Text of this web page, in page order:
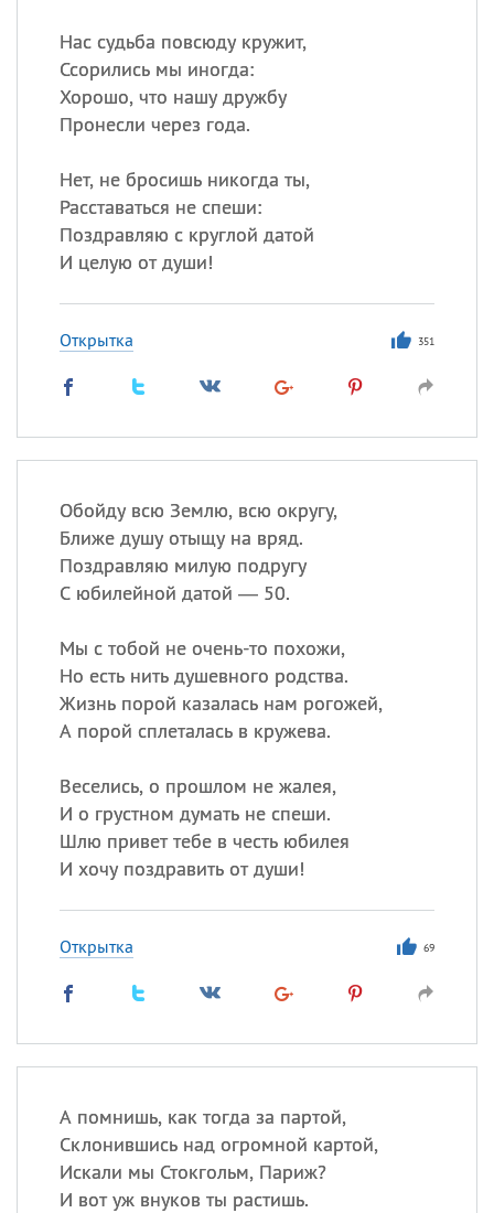
Нас судьба повсюду кружит,
Ссорились мы иногда:
Хорошо, что нашу дружбу
Пронесли через года.
Нет, не бросишь никогда ты,
Расставаться не спеши:
Поздравляю с круглой датой
И целую от души!
Открытка 351
Обойду всю Землю, всю округу,
Ближе душу отыщу на вряд.
Поздравляю милую подругу
С юбилейной датой — 50.
Мы с тобой не очень-то похожи,
Но есть нить душевного родства.
Жизнь порой казалась нам рогожей,
А порой сплеталась в кружева.
Веселись, о прошлом не жалея,
И о грустном думать не спеши.
Шлю привет тебе в честь юбилея
И хочу поздравить от души!
Открытка 69
А помнишь, как тогда за партой,
Склонившись над огромной картой,
Искали мы Стокгольм, Париж?
И вот уж внуков ты растишь.